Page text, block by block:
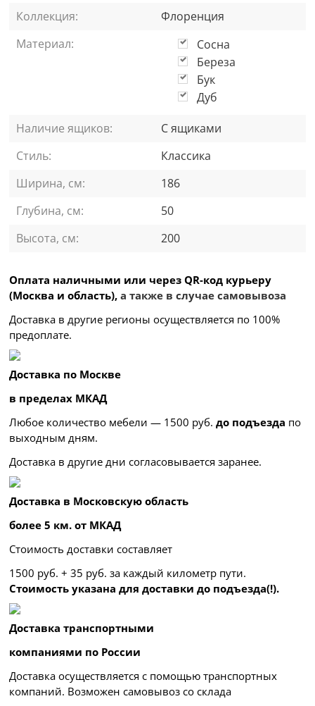
Коллекция:
Флоренция
Материал:
Сосна
Береза
Бук
Дуб
Наличие ящиков:
С ящиками
Стиль:
Классика
Ширина, см:
186
Глубина, см:
50
Высота, см:
200
Оплата наличными или через QR-код курьеру
(Москва и область), а также в случае самовывоза
Доставка в другие регионы осуществляется по 100%
предоплате.
Доставка по Москве
в пределах МКАД
Любое количество мебели — 1500 руб. до подъезда по
выходным дням.
Доставка в другие дни согласовывается заранее.
Доставка в Московскую область
более 5 км. от МКАД
Стоимость доставки составляет
1500 руб. + 35 руб. за каждый километр пути.
Стоимость указана для доставки до подъезда(!).
Доставка транспортными
компаниями по России
Доставка осуществляется с помощью транспортных
компаний. Возможен самовывоз со склада